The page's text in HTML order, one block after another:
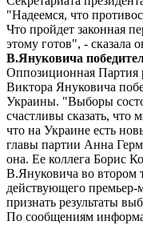
"Надеемся, что
Что пройдет законная
этому готов", - сказала
В.Януковича
Оппозиционная Партия
Виктора Януковича
Украины. "Выборы
счастливы сказать, что
что на Украине есть
главы партии Анна
она. Ее коллега Борис
В.Януковича во втором
действующего
признать результаты
По сообщениям